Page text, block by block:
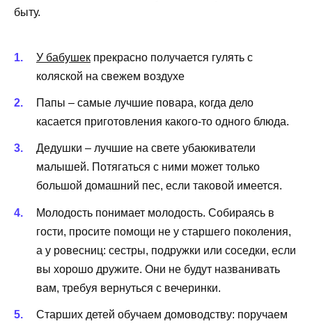
быту.
У бабушек прекрасно получается гулять с
коляской на свежем воздухе
Папы – самые лучшие повара, когда дело
касается приготовления какого-то одного блюда.
Дедушки – лучшие на свете убаюкиватели
малышей. Потягаться с ними может только
большой домашний пес, если таковой имеется.
Молодость понимает молодость. Собираясь в
гости, просите помощи не у старшего поколения,
а у ровесниц: сестры, подружки или соседки, если
вы хорошо дружите. Они не будут названивать
вам, требуя вернуться с вечеринки.
Старших детей обучаем домоводству: поручаем